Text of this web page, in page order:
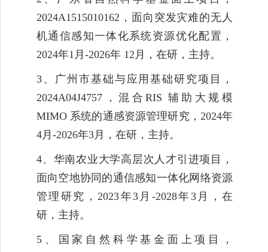
2024A1515010162 ，面向突发灾难的无人
机通信感知一体化系统资源优化配置，
2024年1 月 -2026年 12 月，在研，主持。
3 、 广州市基础与应用基础研究项目
，
2024A04J4757 ，混合RIS 辅助大规模
MIMO 系统的通感资源管理研究， 2024年
4月 -2026年3月，在研，主持。
4、华南农业大学高层次人才引进项目，
面向空地协同的通信感知一体化网络资源
管理研究，2023年3 月 -2028年3月，在
研，主持。
5 、
国家自然科学基金面上项目，